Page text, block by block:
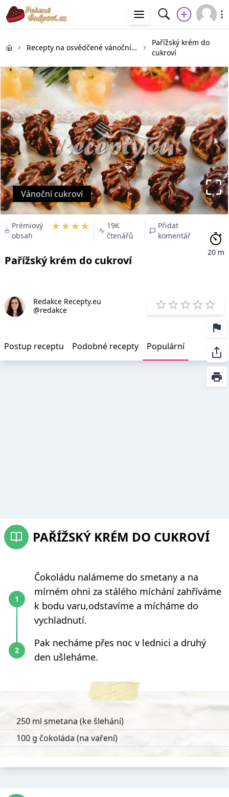
Recepty na osvědčené vánoční cukroví
Pařížský krém do
cukroví
Vánoční cukroví
Prémiový
obsah
★★★★
19K
čtenářů
Přidat
komentář
Pařížský krém do cukroví
20 m
Redakce Recepty.eu
@redakce
1 Star
2 Stars
3 Stars
4 5
Postup receptu Podobné recepty Populární
PAŘÍŽSKÝ KRÉM DO CUKROVÍ
Čokoládu nalámeme do smetany a na
mírném ohni za stálého míchání zahříváme
k bodu varu,odstavíme a mícháme do
vychladnutí.
Pak necháme přes noc v lednici a druhý
den ušleháme.
250 ml smetana (ke šlehání)
100 g čokoláda (na vaření)